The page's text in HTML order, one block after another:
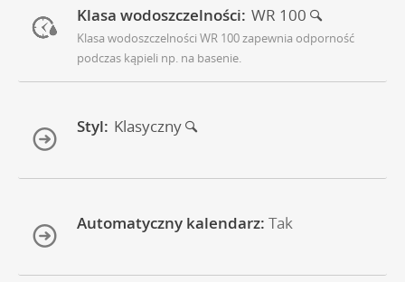
Klasa wodoszczelności: WR 100
Klasa wodoszczelności WR 100 zapewnia odporność
podczas kąpieli np. na basenie.
Styl: Klasyczny
Automatyczny kalendarz: Tak